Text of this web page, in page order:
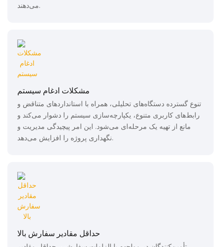
می‌دهند.
مشکلات ادغام سیستم
تنوع گسترده دستگاه‌های تحلیلی، همراه با استانداردهای متناقض و
رابط‌های کاربری متنوع، یکپارچه‌سازی سیستم را دشوار می‌کند و
مانع از تهیه یک مرحله‌ای می‌شود. این امر پیچیدگی مدیریت و
نگهداری پروژه را افزایش می‌دهد.
حداقل مقادیر سفارش بالا